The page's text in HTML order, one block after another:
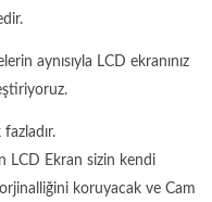
aynısıyla LCD ekranınız
LCD Ekran sizin kendi
orjinalliğini koruyacak ve Cam